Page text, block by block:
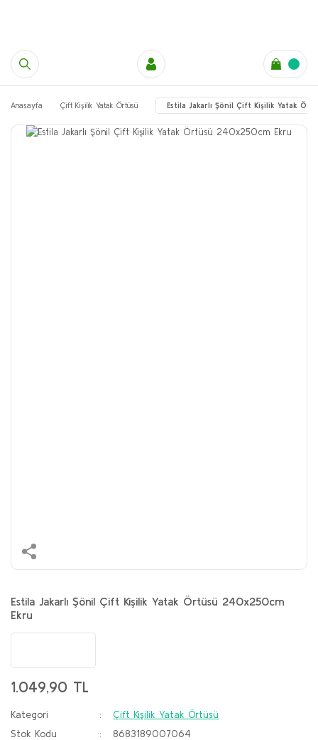
Anasayfa Çift Kişilik Yatak Örtüsü Estila Jakarlı Şönil Çift Kişilik Yatak
Estila Jakarlı Şönil Çift Kişilik Yatak Örtüsü 240x250cm
Ekru
1.049,90 TL
Kategori
Çift Kişilik Yatak Örtüsü
Stok Kodu
8683189007064